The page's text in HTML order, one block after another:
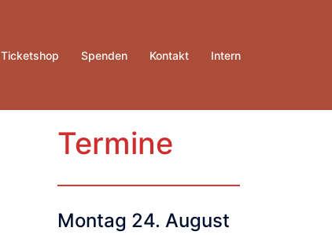
Ticketshop Spenden Kontakt Intern
Termine
Montag 24. August